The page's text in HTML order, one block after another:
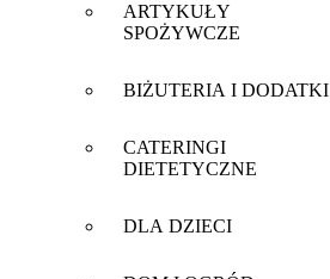
ARTYKUŁY
SPOŻYWCZE
BIŻUTERIA I DODATKI
CATERINGI
DIETETYCZNE
DLA DZIECI